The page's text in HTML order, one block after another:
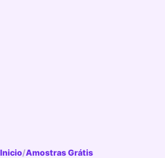
Inicio/Amostras Grátis